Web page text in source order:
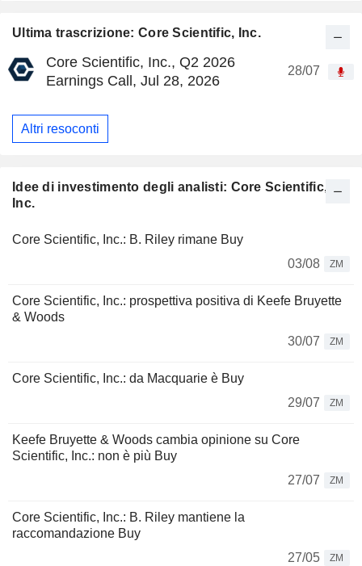
Ultima trascrizione: Core Scientific, Inc.
Core Scientific, Inc., Q2 2026
Earnings Call, Jul 28, 2026
28/07
Altri resoconti
Idee di investimento degli analisti: Core Scientific,
Inc.
Core Scientific, Inc.: B. Riley rimane Buy
03/08
ZM
Core Scientific, Inc.: prospettiva positiva di Keefe Bruyette
& Woods
30/07
ZM
Core Scientific, Inc.: da Macquarie è Buy
29/07
ZM
Keefe Bruyette & Woods cambia opinione su Core
Scientific, Inc.: non è più Buy
27/07
ZM
Core Scientific, Inc.: B. Riley mantiene la
raccomandazione Buy
27/05
ZM